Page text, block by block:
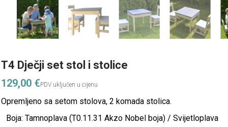
T4 Dječji set stol i stolice
129,00 €
Opremljeno sa setom stolova, 2 komada stolica.
Boja: Tamnoplava (T0.11.31 Akzo Nobel boja) / Svijetloplava